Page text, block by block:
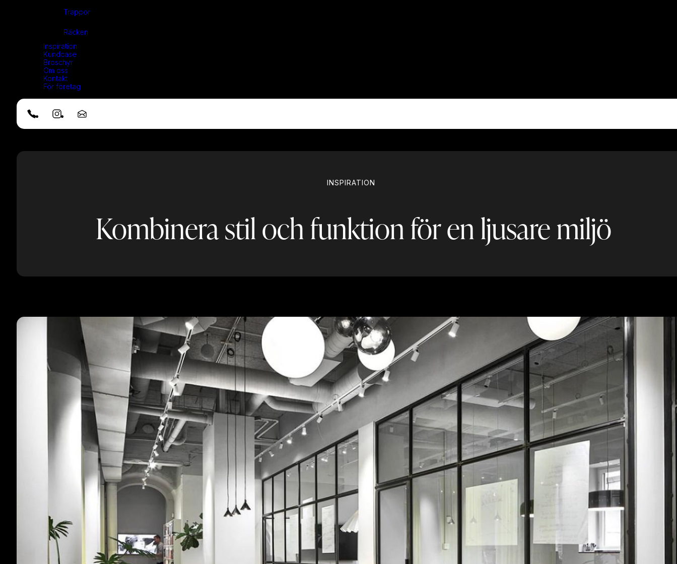
Trappor
Räcken
Inspiration
Kundcase
Broschyr
Om oss
Kontakt
För företag
INSPIRATION
Kombinera stil och funktion för en ljusare miljö